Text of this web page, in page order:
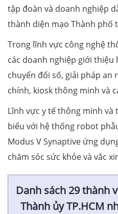
tập đoàn và doanh nghiệp
thành diện mạo Thành phố
Trong lĩnh vực công nghệ
các doanh nghiệp giới thiệu
chuyển đổi số, giải pháp an
chính, kiosk thông minh và
Lĩnh vực y tế thông minh
biểu với hệ thống robot
Modus V Synaptive ứng
chăm sóc sức khỏe và vắc
Danh sách 29 thành
Thành ủy TP.HCM